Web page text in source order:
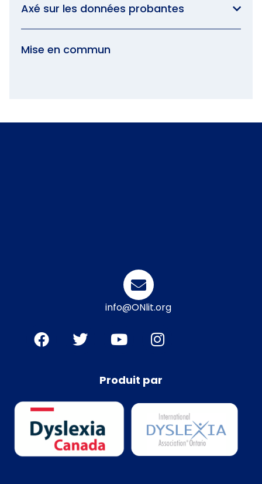
Axé sur les données probantes
Mise en commun
info@ONlit.org
Produit par